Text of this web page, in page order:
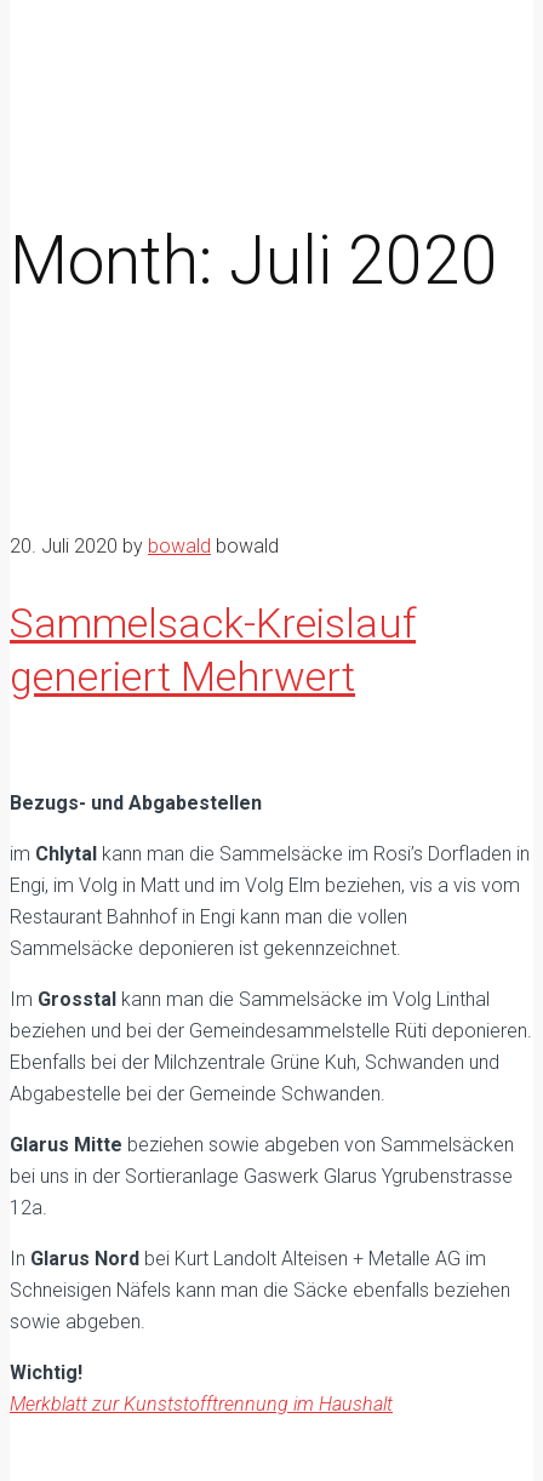
Month: Juli 2020
20. Juli 2020 by bowald bowald
Sammelsack-Kreislauf
generiert Mehrwert
Bezugs- und Abgabestellen
im Chlytal kann man die Sammelsäcke im Rosi’s Dorfladen in
Engi, im Volg in Matt und im Volg Elm beziehen, vis a vis vom
Restaurant Bahnhof in Engi kann man die vollen
Sammelsäcke deponieren ist gekennzeichnet.
Im Grosstal kann man die Sammelsäcke im Volg Linthal
beziehen und bei der Gemeindesammelstelle Rüti deponieren.
Ebenfalls bei der Milchzentrale Grüne Kuh, Schwanden und
Abgabestelle bei der Gemeinde Schwanden.
Glarus Mitte beziehen sowie abgeben von Sammelsäcken
bei uns in der Sortieranlage Gaswerk Glarus Ygrubenstrasse
12a.
In Glarus Nord bei Kurt Landolt Alteisen + Metalle AG im
Schneisigen Näfels kann man die Säcke ebenfalls beziehen
sowie abgeben.
Wichtig!
Merkblatt zur Kunststofftrennung im Haushalt